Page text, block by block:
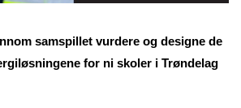
samspillet vurdere og designe de
for ni skoler i Trøndelag